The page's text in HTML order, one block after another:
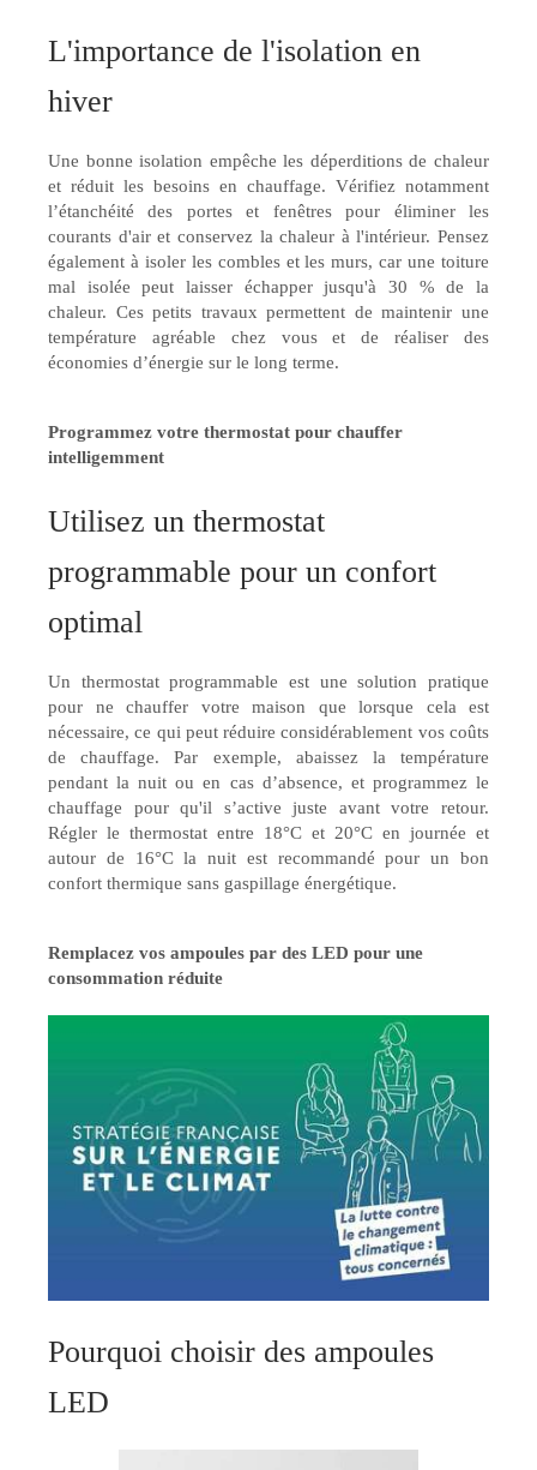
L'importance de l'isolation en
hiver
Une bonne isolation empêche les déperditions de chaleur
et réduit les besoins en chauffage. Vérifiez notamment
l’étanchéité des portes et fenêtres pour éliminer les
courants d'air et conservez la chaleur à l'intérieur. Pensez
également à isoler les combles et les murs, car une toiture
mal isolée peut laisser échapper jusqu'à 30 % de la
chaleur. Ces petits travaux permettent de maintenir une
température agréable chez vous et de réaliser des
économies d’énergie sur le long terme.
Programmez votre thermostat pour chauffer
intelligemment
Utilisez un thermostat
programmable pour un confort
optimal
Un thermostat programmable est une solution pratique
pour ne chauffer votre maison que lorsque cela est
nécessaire, ce qui peut réduire considérablement vos coûts
de chauffage. Par exemple, abaissez la température
pendant la nuit ou en cas d’absence, et programmez le
chauffage pour qu'il s’active juste avant votre retour.
Régler le thermostat entre 18°C et 20°C en journée et
autour de 16°C la nuit est recommandé pour un bon
confort thermique sans gaspillage énergétique.
Remplacez vos ampoules par des LED pour une
consommation réduite
Pourquoi choisir des ampoules
LED